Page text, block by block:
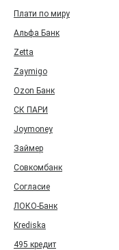
Плати по миру
Альфа Банк
Zetta
Zaymigo
Ozon Банк
СК ПАРИ
Joymoney
Займер
Совкомбанк
Согласие
ЛОКО-Банк
Krediska
495 кредит